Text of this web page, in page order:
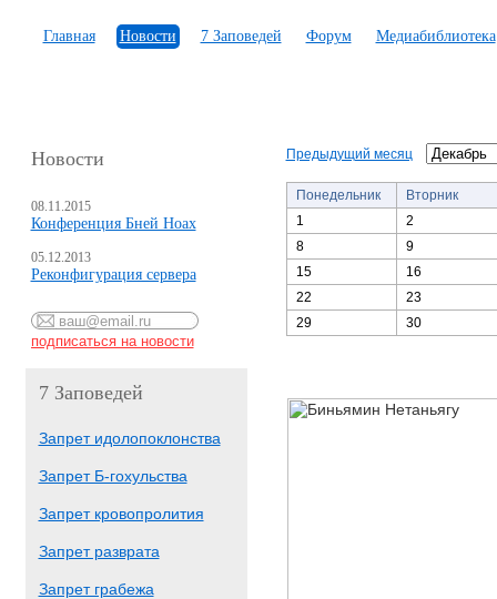
Главная Новости 7 Заповедей Форум Медиабиблиотека
Новости
08.11.2015
Конференция Бней Ноах
05.12.2013
Реконфигурация сервера
7 Заповедей
Запрет идолопоклонства
Запрет Б-гохульства
Запрет кровопролития
Запрет разврата
Запрет грабежа
Предыдущий месяц
Понедельник
Вторник
1
2
8
9
15
16
22
23
29
30